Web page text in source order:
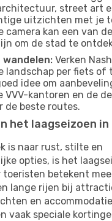
street art
uitzichten met je
camera kan een van
om de stad te
wandelen: Verken
landschap per fiets of
idee om
VVV-kantoren en de
de beste routes.
het laagseizoen in
is naar rust, stilte en
opties, is het
toeristen betekent
lange rijen bij
en
vaak speciale